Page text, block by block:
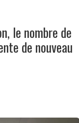
le nombre de
de nouveau